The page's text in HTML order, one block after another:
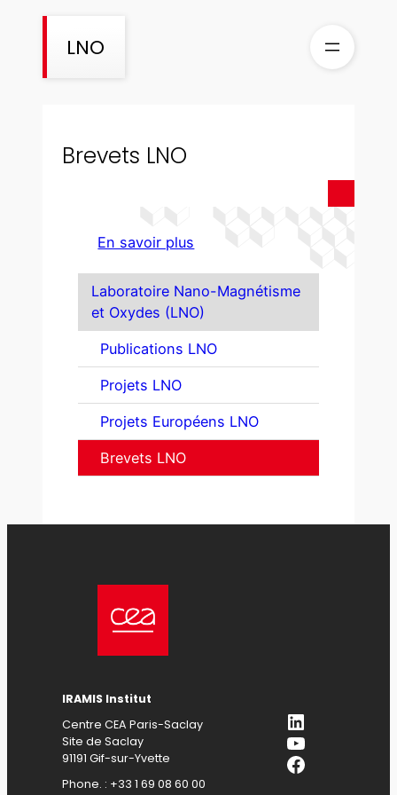
LNO
Brevets LNO
Laboratoire Nano-Magnétisme
et Oxydes (LNO)
Publications LNO
Projets LNO
Projets Européens LNO
Brevets LNO
En savoir plus
IRAMIS Institut
Centre CEA Paris-Saclay
Site de Saclay
91191 Gif-sur-Yvette
Phone. : +33 1 69 08 60 00
LinkedIn
YouTube
Facebook